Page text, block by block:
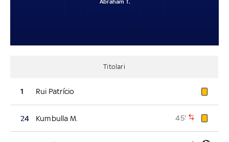
Titolari
1 Rui Patrício
24 Kumbulla M. 45'